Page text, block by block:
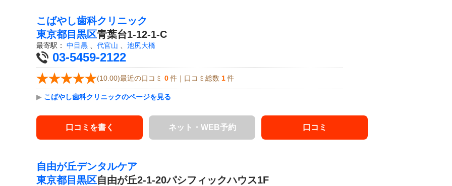
こばやし歯科クリニック
東京都目黒区青葉台1-12-1-C
最寄駅： 中目黒 代官山 池尻大橋
03-5459-2122
(10.00)最近の口コミ 0 件｜口コミ総数 1 件
▶ こばやし歯科クリニックのページを見る
口コミを書く ネット・WEB予約 口コミ
自由が丘デンタルケア
東京都目黒区自由が丘2-1-20パシフィックハウス1F